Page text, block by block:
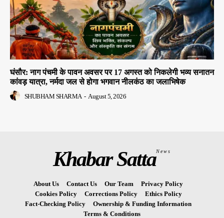
घंसौर: नाग पंचमी के पावन अवसर पर 17 अगस्त को निकलेगी भव्य सनातन
कांवड़ यात्रा, नर्मदा जल से होगा भगवान नीलकंठ का जलाभिषेक
SHUBHAM SHARMA - August 5, 2026
Khabar SattaNews
About Us Contact Us Our Team
Privacy Policy
Cookies Policy
Corrections Policy
Ethics Policy
Fact-Checking Policy
Ownership & Funding Information
Terms & Conditions